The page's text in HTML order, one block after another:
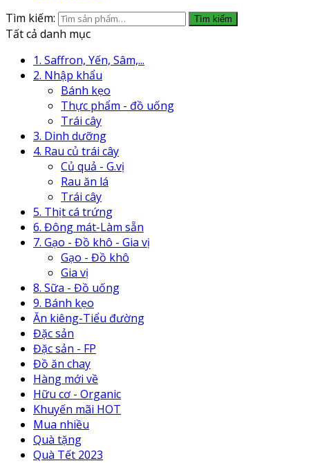
Tìm kiếm:
Tìm kiếm
Tất cả danh mục
1. Saffron, Yến, Sâm,...
2. Nhập khẩu
Bánh kẹo
Thực phẩm - đồ uống
Trái cây
3. Dinh dưỡng
4. Rau củ trái cây
Củ quả - G.vị
Rau ăn lá
Trái cây
5. Thịt cá trứng
6. Đông mát-Làm sẵn
7. Gạo - Đồ khô - Gia vị
Gạo - Đồ khô
Gia vị
8. Sữa - Đồ uống
9. Bánh kẹo
Ăn kiêng-Tiểu đường
Đặc sản
Đặc sản - FP
Đồ ăn chay
Hàng mới về
Hữu cơ - Organic
Khuyến mãi HOT
Mua nhiều
Quà tặng
Quà Tết 2023